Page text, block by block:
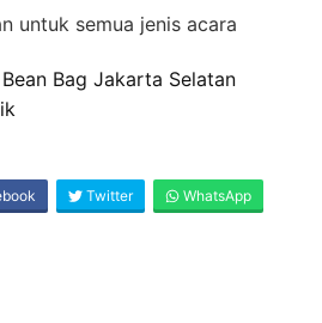
untuk semua jenis acara
Bag Jakarta Selatan
Twitter WhatsApp